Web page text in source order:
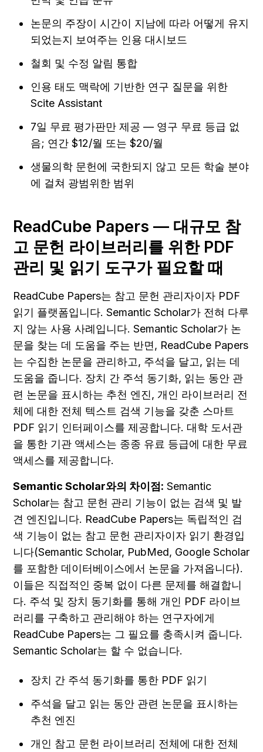
논문의 주장이 시간이 지남에 따라 어떻게 유지
되었는지 보여주는 인용 대시보드
철회 및 수정 알림 통합
인용 태도 맥락에 기반한 연구 질문을 위한
Scite Assistant
7일 무료 평가판만 제공 — 영구 무료 등급 없
음; 연간 $12/월 또는 $20/월
생물의학 문헌에 국한되지 않고 모든 학술 분야
에 걸쳐 광범위한 범위
ReadCube Papers — 대규모 참
고 문헌 라이브러리를 위한 PDF
관리 및 읽기 도구가 필요할 때
ReadCube Papers는 참고 문헌 관리자이자 PDF
읽기 플랫폼입니다. Semantic Scholar가 전혀 다루
지 않는 사용 사례입니다. Semantic Scholar가 논
문을 찾는 데 도움을 주는 반면, ReadCube Papers
는 수집한 논문을 관리하고, 주석을 달고, 읽는 데
도움을 줍니다. 장치 간 주석 동기화, 읽는 동안 관
련 논문을 표시하는 추천 엔진, 개인 라이브러리 전
체에 대한 전체 텍스트 검색 기능을 갖춘 스마트
PDF 읽기 인터페이스를 제공합니다. 대학 도서관
을 통한 기관 액세스는 종종 유료 등급에 대한 무료
액세스를 제공합니다.
Semantic Scholar와의 차이점: Semantic
Scholar는 참고 문헌 관리 기능이 없는 검색 및 발
견 엔진입니다. ReadCube Papers는 독립적인 검
색 기능이 없는 참고 문헌 관리자이자 읽기 환경입
니다(Semantic Scholar, PubMed, Google Scholar
를 포함한 데이터베이스에서 논문을 가져옵니다).
이들은 직접적인 중복 없이 다른 문제를 해결합니
다. 주석 및 장치 동기화를 통해 개인 PDF 라이브
러리를 구축하고 관리해야 하는 연구자에게
ReadCube Papers는 그 필요를 충족시켜 줍니다.
Semantic Scholar는 할 수 없습니다.
장치 간 주석 동기화를 통한 PDF 읽기
주석을 달고 읽는 동안 관련 논문을 표시하는
추천 엔진
개인 참고 문헌 라이브러리 전체에 대한 전체